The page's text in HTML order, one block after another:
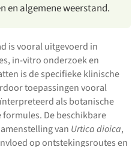
en algemene weerstand.
is vooral uitgevoerd in
in-vitro onderzoek en
is de specifieke klinische
toepassingen vooral
als botanische
De beschikbare
van Urtica dioica,
op ontstekingsroutes en